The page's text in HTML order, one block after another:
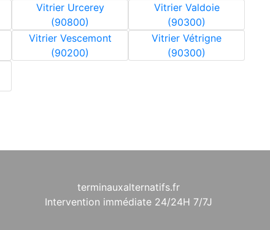
Vitrier Urcerey
(90800)
Vitrier Valdoie
(90300)
Vitrier Vescemont
(90200)
Vitrier Vétrigne
(90300)
terminauxalternatifs.fr
Intervention immédiate 24/24H 7/7J